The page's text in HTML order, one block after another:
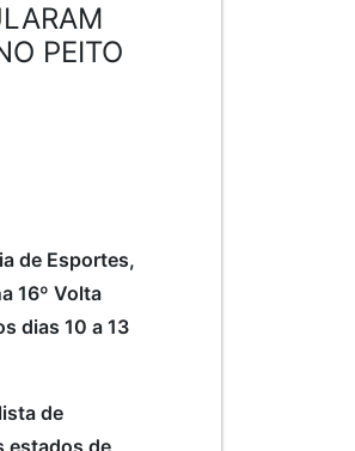
PEITO
de Esportes,
16º Volta
dias 10 a 13
de